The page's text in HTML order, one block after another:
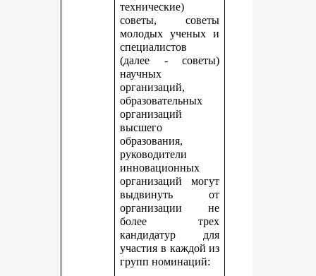
технические)
советы, советы
молодых ученых и
специалистов
(далее - советы)
научных
организаций,
образовательных
организаций
высшего
образования,
руководители
инновационных
организаций могут
выдвинуть от
организации не
более трех
кандидатур для
участия в каждой из
групп номинаций: